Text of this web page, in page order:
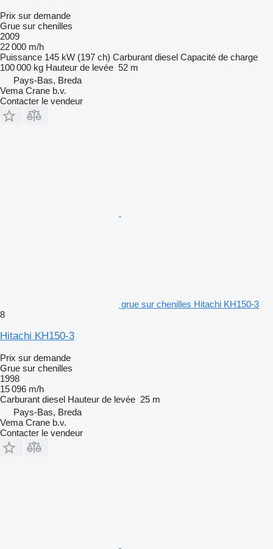
Prix sur demande
Grue sur chenilles
2009
22 000 m/h
Puissance 145 kW (197 ch) Carburant diesel Capacité de charge
100 000 kg Hauteur de levée 52 m
Pays-Bas, Breda
Vema Crane b.v.
Contacter le vendeur
grue sur chenilles Hitachi KH150-3
8
Hitachi KH150-3
Prix sur demande
Grue sur chenilles
1998
15 096 m/h
Carburant diesel Hauteur de levée 25 m
Pays-Bas, Breda
Vema Crane b.v.
Contacter le vendeur